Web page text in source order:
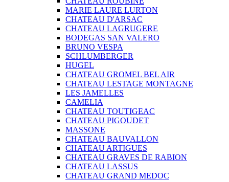
MARIE LAURE LURTON
CHATEAU D'ARSAC
CHATEAU LAGRUGERE
BODEGAS SAN VALERO
BRUNO VESPA
SCHLUMBERGER
HUGEL
CHATEAU GROMEL BEL AIR
CHATEAU LESTAGE MONTAGNE
LES JAMELLES
CAMELIA
CHATEAU TOUTIGEAC
CHATEAU PIGOUDET
MASSONE
CHATEAU BAUVALLON
CHATEAU ARTIGUES
CHATEAU GRAVES DE RABION
CHATEAU LASSUS
CHATEAU GRAND MEDOC